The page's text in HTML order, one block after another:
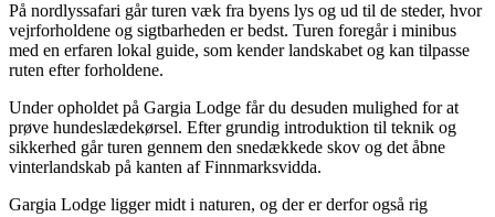
På nordlyssafari går turen væk fra byens lys og ud til de steder, hvor
vejrforholdene og sigtbarheden er bedst. Turen foregår i minibus
med en erfaren lokal guide, som kender landskabet og kan tilpasse
ruten efter forholdene.
Under opholdet på Gargia Lodge får du desuden mulighed for at
prøve hundeslædekørsel. Efter grundig introduktion til teknik og
sikkerhed går turen gennem den snedækkede skov og det åbne
vinterlandskab på kanten af Finnmarksvidda.
Gargia Lodge ligger midt i naturen, og der er derfor også rig